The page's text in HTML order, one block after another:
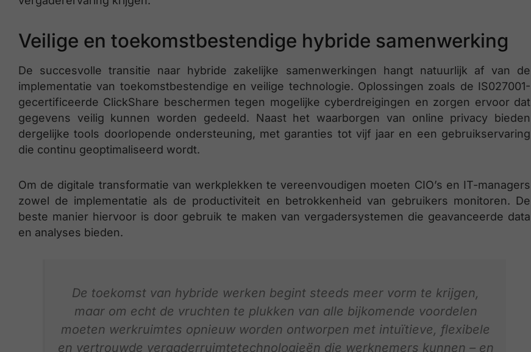
Veilige en toekomstbestendige hybride samenwerking
De succesvolle transitie naar hybride zakelijke samenwerkingen hangt natuurlijk af van de
implementatie van toekomstbestendige en veilige technologie. Oplossingen zoals de IS027001-
gecertificeerde ClickShare beschermen tegen mogelijke cyberdreigingen en zorgen ervoor dat
gegevens veilig kunnen worden gedeeld. Naast het waarborgen van online privacy bieden
dergelijke tools doorlopende ondersteuning, met garanties tot vijf jaar en een gebruikservaring
die continu geoptimaliseerd wordt.
Om de digitale transformatie van werkplekken te vereenvoudigen moeten CIO’s en IT-managers
zowel de implementatie als de productiviteit en betrokkenheid van gebruikers monitoren. De
beste manier hiervoor is door gebruik te maken van vergadersystemen die geavanceerde data
en analyses bieden.
De toekomst van hybride werken begint steeds meer vorm te krijgen,
maar om echt de vruchten te plukken van alle bijkomende voordelen
moeten werkruimtes opnieuw worden ontworpen met intuïtieve, flexibele
en vertrouwde vergaderruimtetechnologieën die werknemers kunnen – en